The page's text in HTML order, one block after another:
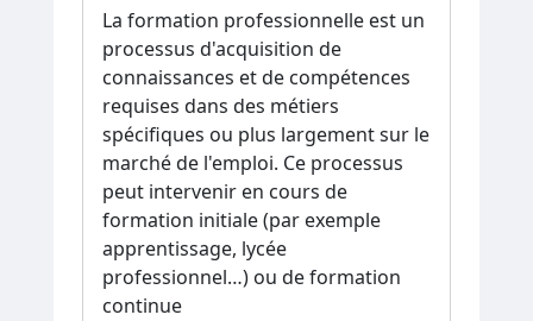
La formation professionnelle est un
processus d'acquisition de
connaissances et de compétences
requises dans des métiers
spécifiques ou plus largement sur le
marché de l'emploi. Ce processus
peut intervenir en cours de
formation initiale (par exemple
apprentissage, lycée
professionnel…) ou de formation
continue